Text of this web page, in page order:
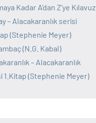
Kadar A’dan Z’ye Kılavuz
– Alacakaranlık serisi
(Stephenie Meyer)
(N.G. Kabal)
– Alacakaranlık
1.Kitap (Stephenie Meyer)